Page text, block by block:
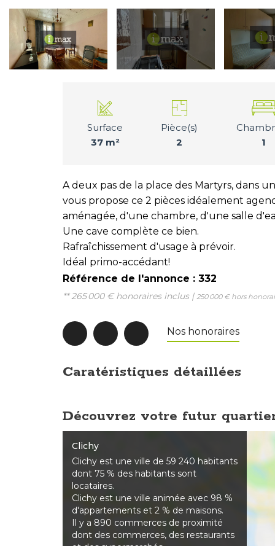
Surface
37 m²
Pièce(s)
2
1
A deux pas de la place des Martyrs, dans
vous propose ce 2 pièces idéalement
aménagée, d'une chambre, d'une salle
Une cave complète ce bien.
Rafraîchissement d'usage à prévoir.
Idéal primo-accédant!
Référence de l'annonce : 332
** 265 000 € honoraires inclus | 250 000 € hors
Nos honoraires
Caratéristiques détaillées
Découvrez votre futur
Clichy
Clichy est une ville de 59 240 habitants
dont 75 % des habitants sont
locataires.
Clichy est une ville animée avec 98 %
d'appartements et 2 % de maisons.
Il y a 890 commerces de proximité
dont des commerces, des restaurants